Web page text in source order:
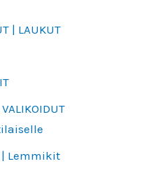
| LAUKUT
| Lemmikit